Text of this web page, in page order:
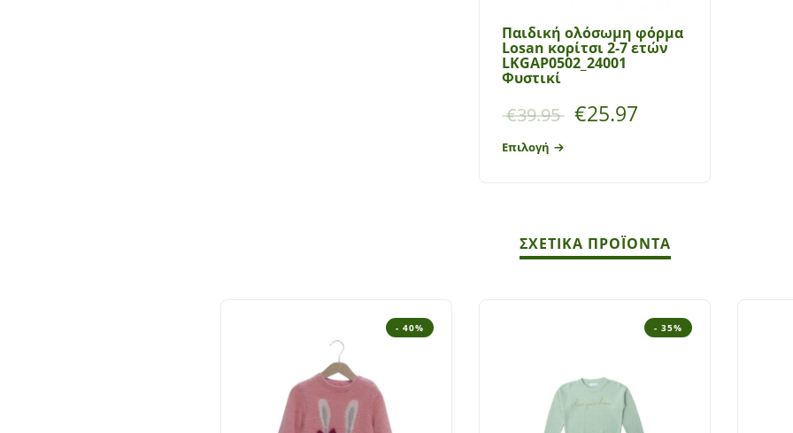
Παιδική ολόσωμη φόρμα
Losan κορίτσι 2-7 ετών
LKGAP0502_24001
Φυστικί
€39.95 €25.97
Επιλογή
ΣΧΕΤΙΚΆ ΠΡΟΪΌΝΤΑ
- 40% - 35%